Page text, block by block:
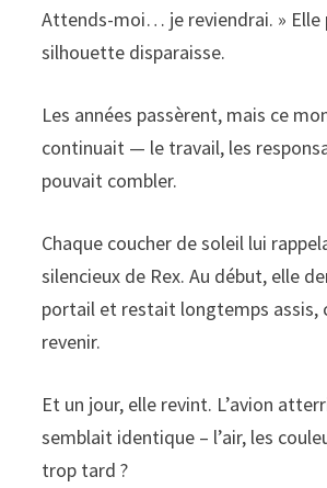
Attends-moi… je reviendrai. » Elle
silhouette disparaisse.
Les années passèrent, mais ce
continuait — le travail, les
pouvait combler.
Chaque coucher de soleil lui
silencieux de Rex. Au début, elle
portail et restait longtemps assis,
revenir.
Et un jour, elle revint. L’avion
semblait identique – l’air, les
trop tard ?